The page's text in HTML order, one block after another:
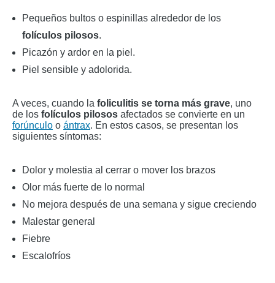
Pequeños bultos o espinillas alrededor de los
folículos pilosos.
Picazón y ardor en la piel.
Piel sensible y adolorida.
A veces, cuando la foliculitis se torna más grave, uno
de los folículos pilosos afectados se convierte en un
forúnculo o ántrax. En estos casos, se presentan los
siguientes síntomas:
Dolor y molestia al cerrar o mover los brazos
Olor más fuerte de lo normal
No mejora después de una semana y sigue creciendo
Malestar general
Fiebre
Escalofríos